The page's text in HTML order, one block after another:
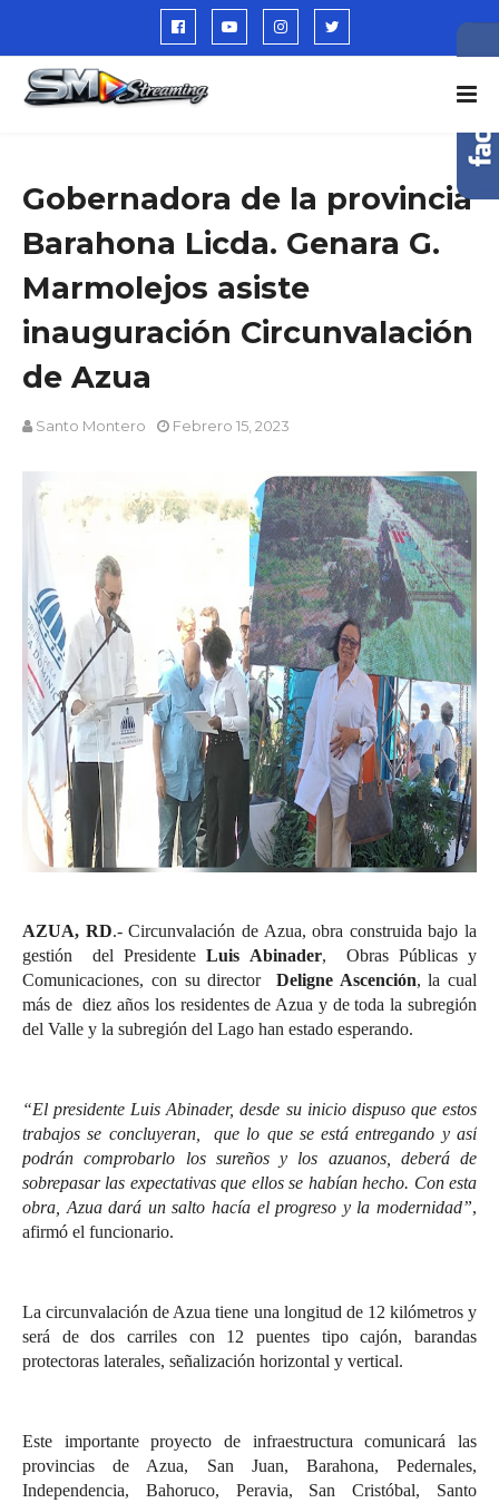
Gobernadora de la provincia
Barahona Licda. Genara G.
Marmolejos asiste
inauguración Circunvalación
de Azua
Santo Montero Febrero 15, 2023
AZUA, RD.-Circunvalación de Azua,obra construida bajo la
gestión del PresidenteLuis Abinader, Obras Públicas y
Comunicaciones, con su director Deligne Ascención, la cual
más de diez años los residentes de Azua y de toda la subregión
del Valle y la subregión del Lago han estado esperando.
“El presidente Luis Abinader, desde su inicio dispuso que estos
trabajos se concluyeran, que lo que se está entregando y así
podrán comprobarlo los sureños y los azuanos, deberá de
sobrepasar las expectativas que ellos se habían hecho. Con esta
obra, Azua dará un salto hacía el progreso y la modernidad”,
afirmó el funcionario.
La circunvalación de Azua tiene una longitud de 12 kilómetros y
será de dos carriles con 12 puentes tipo cajón, barandas
protectoras laterales, señalización horizontal y vertical.
Este importante proyecto de infraestructura comunicará las
provincias de Azua, San Juan, Barahona, Pedernales,
Independencia, Bahoruco, Peravia, San Cristóbal, Santo